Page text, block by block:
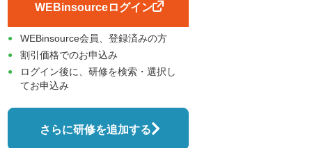
WEBinsourceログイン
WEBinsource会員、登録済みの方
割引価格でのお申込み
ログイン後に、研修を検索・選択し
てお申込み
さらに研修を追加する